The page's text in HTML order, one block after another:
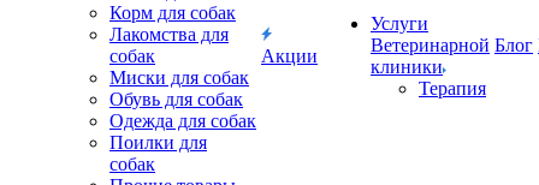
Корм для собак
Лакомства для
собак
Миски для собак
Обувь для собак
Одежда для собак
Поилки для
собак
Акции
Услуги
Ветеринарной
клиники
Терапия
Блог